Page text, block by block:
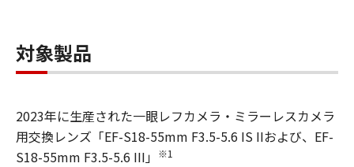
対象製品
2023年に生産された一眼レフカメラ・ミラーレスカメラ
用交換レンズ「EF-S18-55mm F3.5-5.6 IS IIおよび、EF-
S18-55mm F3.5-5.6 III」
※1